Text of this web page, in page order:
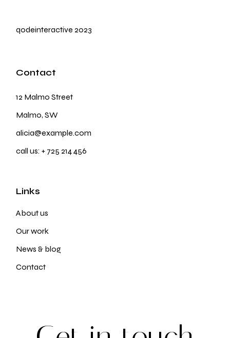
qodeinteractive 2023
Contact
12 Malmo Street
Malmo, SW
alicia@example.com
call us:+ 725 214 456
Links
About us
Our work
News & blog
Contact